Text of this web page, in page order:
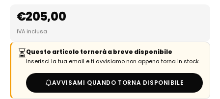
€205,00
IVA inclusa
⏳Questo articolo tornerà a breve disponibile
Inserisci la tua email e ti avvisiamo non appena torna in stock.
AVVISAMI QUANDO TORNA DISPONIBILE